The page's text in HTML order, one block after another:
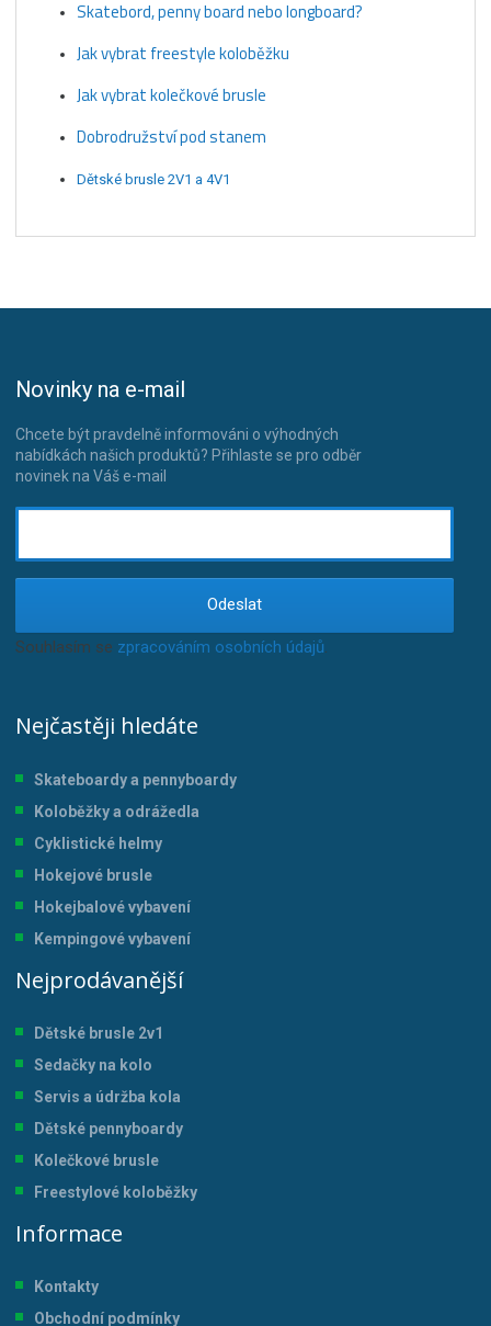
Skatebord, penny board nebo longboard?
Jak vybrat freestyle koloběžku
Jak vybrat kolečkové brusle
Dobrodružství pod stanem
Dětské brusle 2V1 a 4V1
Novinky na e-mail
Chcete být pravdelně informováni o výhodných
nabídkách našich produktů? Přihlaste se pro odběr
novinek na Váš e-mail
Odeslat
Souhlasím se zpracováním osobních údajů.
Nejčastěji hledáte
Skateboardy a pennyboardy
Koloběžky a odrážedla
Cyklistické helmy
Hokejové brusle
Hokejbalové vybavení
Kempingové vybavení
Nejprodávanější
Dětské brusle 2v1
Sedačky na kolo
Servis a údržba kola
Dětské pennyboardy
Kolečkové brusle
Freestylové koloběžky
Informace
Kontakty
Obchodní podmínky